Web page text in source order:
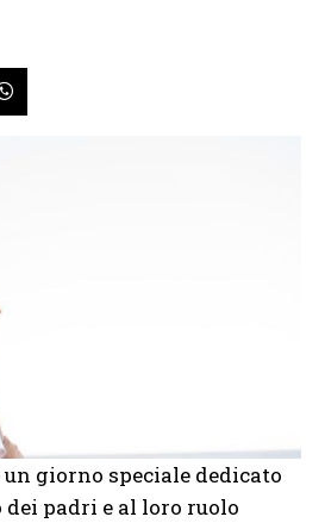
un giorno speciale dedicato
dei padri e al loro ruolo